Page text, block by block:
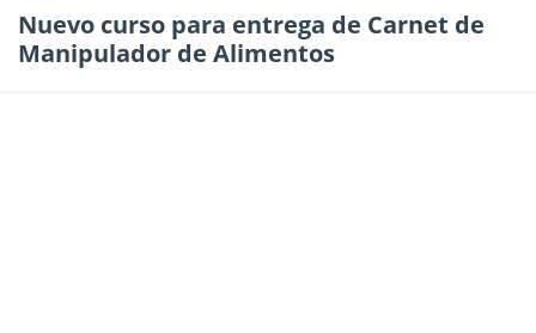
Nuevo curso para entrega de Carnet de
Manipulador de Alimentos